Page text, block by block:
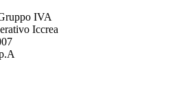
IVA
Iccrea